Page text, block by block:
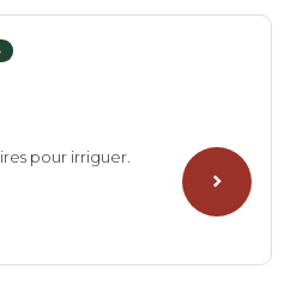
pour irriguer.